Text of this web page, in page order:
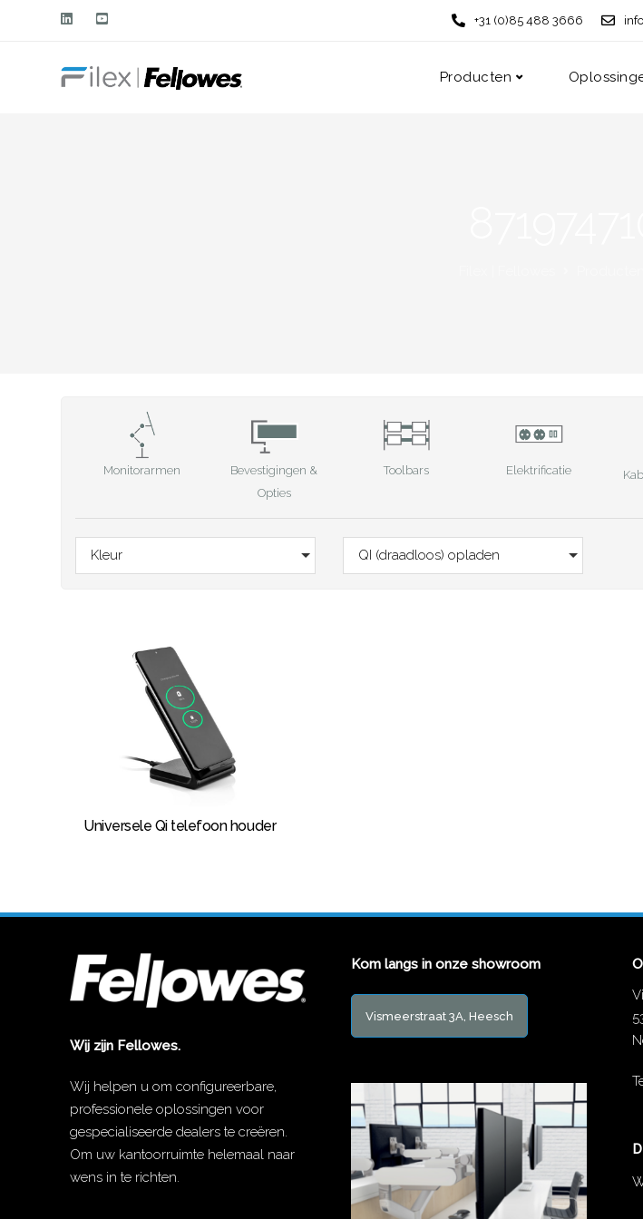
+31 (0)85 488 3666
Producten
Monitorarmen
Bevestigingen &
Opties
Toolbars Elektrificatie
Kleur QI (draadloos) opladen
Universele Qi telefoon houder
Wij zijn Fellowes.
Wij helpen u om configureerbare,
professionele oplossingen voor
gespecialiseerde dealers te creëren.
Om uw kantoorruimte helemaal naar
wens in te richten.
Kom langs in onze showroom
Vismeerstraat 3A, Heesch